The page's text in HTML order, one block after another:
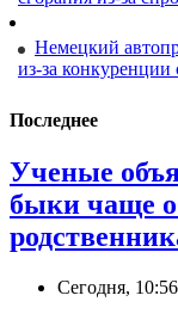
Немецкий
из-за конкуренции
Последнее
Ученые
быки чаще
Сегодня, 10:56